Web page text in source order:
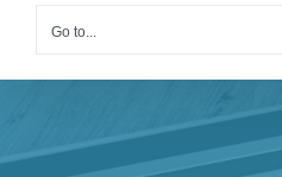
Go to...